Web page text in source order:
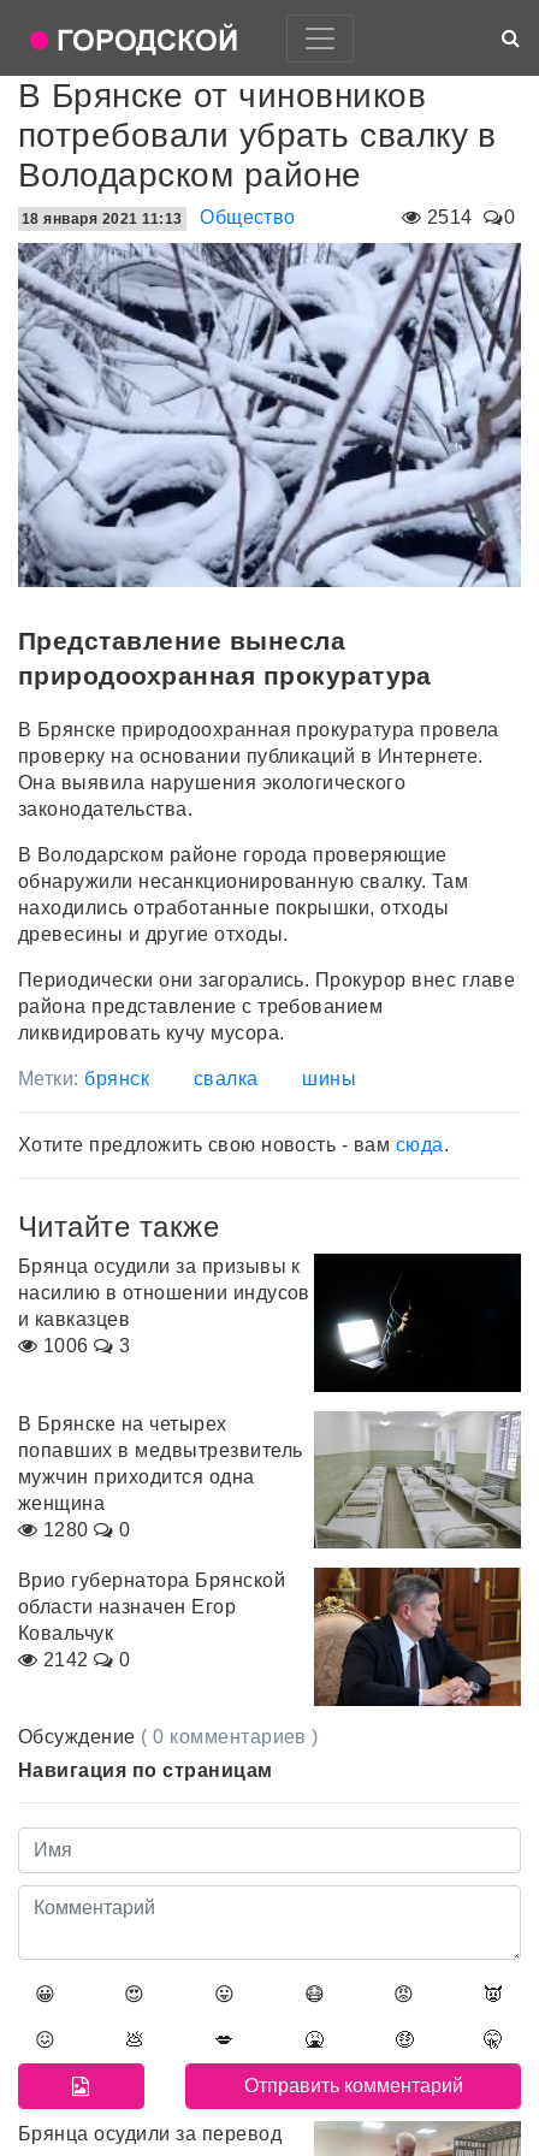
В Брянске от чиновников
потребовали убрать свалку в
Володарском районе
2514 0
18 января 2021 11:13 Общество
Представление вынесла
природоохранная прокуратура
В Брянске природоохранная прокуратура провела
проверку на основании публикаций в Интернете.
Она выявила нарушения экологического
законодательства.
В Володарском районе города проверяющие
обнаружили несанкционированную свалку. Там
находились отработанные покрышки, отходы
древесины и другие отходы.
Периодически они загорались. Прокурор внес главе
района представление с требованием
ликвидировать кучу мусора.
Метки: брянск свалка шины
Хотите предложить свою новость - вам сюда.
Читайте также
Брянца осудили за призывы к
насилию в отношении индусов
и кавказцев
1006
3
В Брянске на четырех
попавших в медвытрезвитель
мужчин приходится одна
женщина
1280
0
Врио губернатора Брянской
области назначен Егор
Ковальчук
2142
0
Обсуждение ( 0 комментариев )
Навигация по страницам
😀 😍 😛 😷 😡 👿
😖 💩 💋 🤮 🤑 🤫
Брянца осудили за перевод